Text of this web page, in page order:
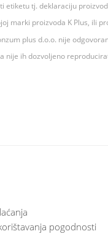
tj. deklaraciju
marki proizvoda K Plus, ili
plus d.o.o. nije
ih dozvoljeno
pogodnosti